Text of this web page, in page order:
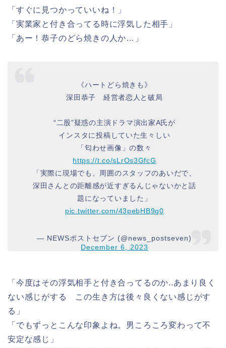
「すぐに見つかっていいね！」
「実業家と付き合ってる時に浮気した相手」
「あー！恭子のどら焼きの人か…」
《ハートどら焼きも》
深田恭子 経営者恋人と破局
“二股”疑惑の主演ドラマ演出家A氏が
インスタに投稿していた生々しい
「匂わせ画像」の数々
https://t.co/sLrOs3GfcG
「実際に現場でも、周囲のスタッフのあいだで、
深田さんとの距離感が近すぎるんじゃないかと話
題になっていました」
pic.twitter.com/43pebHB9g0
— NEWSポストセブン (@news_postseven)
December 6, 2023
「今度はその浮気相手と付き合ってるのか..あまり良く
ない感じがする この生き方は後々良くない感じがす
る」
「でもずっとこんな印象よね。男ころころ変わって不
安定な感じ」